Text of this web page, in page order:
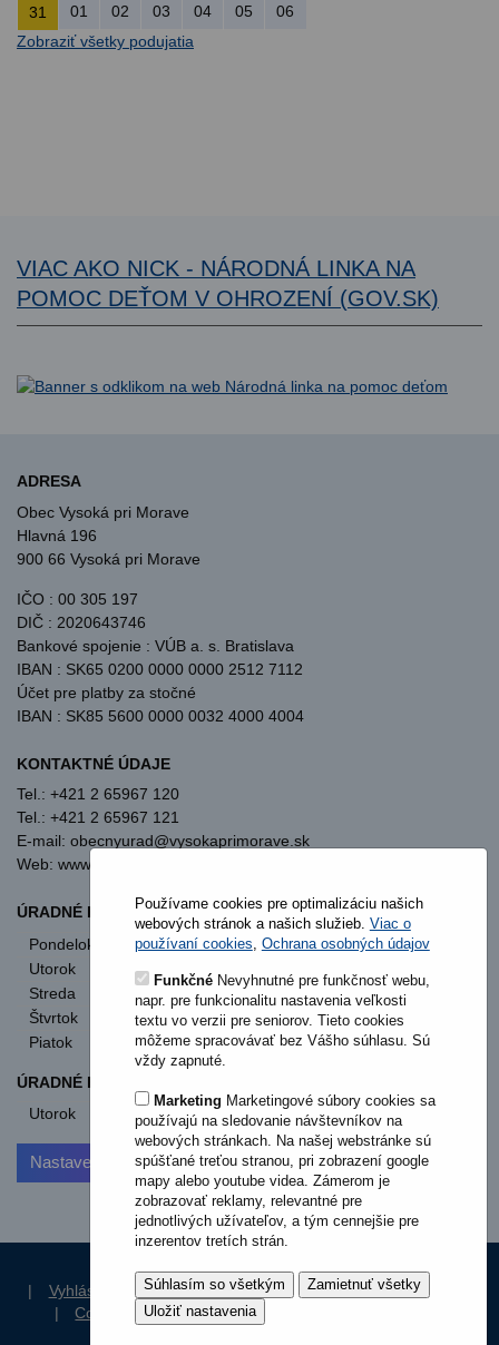
31
01 02 03 04 05
06
Zobraziť všetky podujatia
VIAC AKO NICK - NÁRODNÁ LINKA NA
POMOC DEŤOM V OHROZENÍ (GOV.SK)
ADRESA
Obec Vysoká pri Morave
Hlavná 196
900 66 Vysoká pri Morave
IČO : 00 305 197
DIČ : 2020643746
Bankové spojenie : VÚB a. s. Bratislava
IBAN : SK65 0200 0000 0000 2512 7112
Účet pre platby za stočné
IBAN : SK85 5600 0000 0032 4000 4004
KONTAKTNÉ ÚDAJE
Tel.: +421 2 65967 120
Tel.: +421 2 65967 121
E-mail: obecnyurad@vysokaprimorave.sk
Web: www.vysokaprimorave.sk
ÚRADNÉ HODINY OBECNÝ ÚRAD
Pondelok
8:00 - 12:00
13:00 - 15:30
Utorok
8:00 - 12:00
Streda
8:00 - 12:00
13:00 - 17:00
Štvrtok
nestránkový deň
Piatok
8:00 - 12:00
ÚRADNÉ HODINY STAVEBNÝ ÚRAD
Utorok
od 11:00
Nastavenia cookies
| Vyhlásenie o prístupnosti |
Ochrana osobných údajov
|
Cookies | RSS Aktuality
Používame cookies pre optimalizáciu našich
webových stránok a našich služieb. Viac o
používaní cookies Ochrana osobných údajov
FunkčnéNevyhnutné pre funkčnosť webu,
napr. pre funkcionalitu nastavenia veľkosti
textu vo verzii pre seniorov. Tieto cookies
môžeme spracovávať bez Vášho súhlasu. Sú
vždy zapnuté.
Marketing Marketingové súbory cookies sa
používajú na sledovanie návštevníkov na
webových stránkach. Na našej webstránke sú
spúšťané treťou stranou, pri zobrazení google
mapy alebo youtube videa. Zámerom je
zobrazovať reklamy, relevantné pre
jednotlivých užívateľov, a tým cennejšie pre
inzerentov tretích strán.